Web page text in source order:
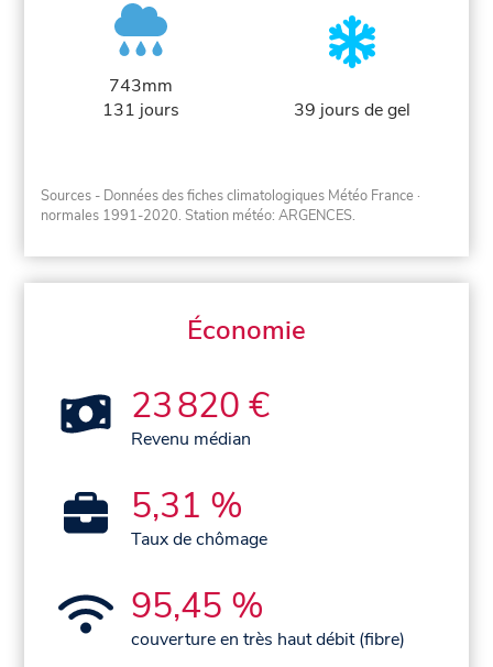
743mm
131 jours
39 jours de gel
Sources - Données des fiches climatologiques Météo France ·
normales 1991-2020. Station météo: ARGENCES.
Économie
23 820 €
Revenu médian
5,31 %
Taux de chômage
95,45 %
couverture en très haut débit (fibre)